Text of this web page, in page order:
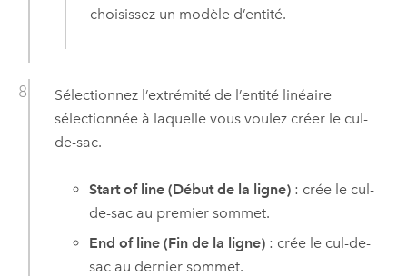
choisissez un modèle d’entité.
Sélectionnez l’extrémité de l’entité linéaire
sélectionnée à laquelle vous voulez créer le cul-
de-sac.
Start of line (Début de la ligne) : crée le cul-
de-sac au premier sommet.
End of line (Fin de la ligne) : crée le cul-de-
sac au dernier sommet.